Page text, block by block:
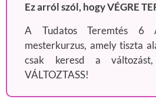
Ez arról szól, hogy VÉGRE
A Tudatos Teremtés 6
mesterkurzus, amely tiszta
csak keresd a
VÁLTOZTASS!